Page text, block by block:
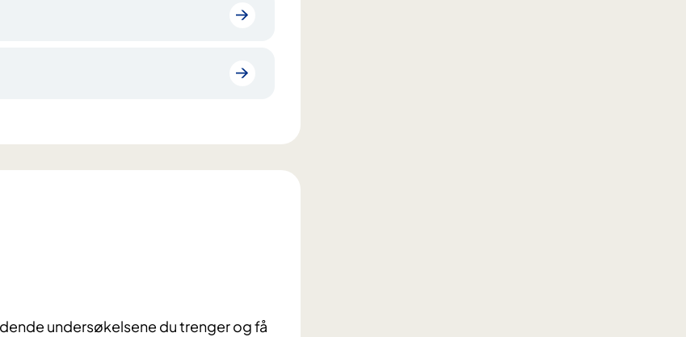
undersøkelsene du trenger og få